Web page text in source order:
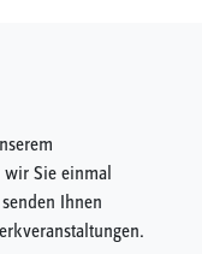
Sie einmal
Ihnen